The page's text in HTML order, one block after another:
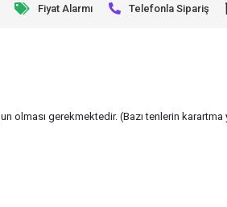
Fiyat Alarmı Telefonla Sipariş
gerekmektedir. (Bazı tenlerin karartma